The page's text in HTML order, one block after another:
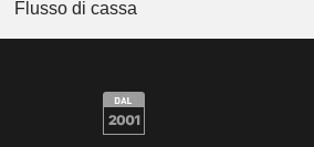
Flusso di cassa